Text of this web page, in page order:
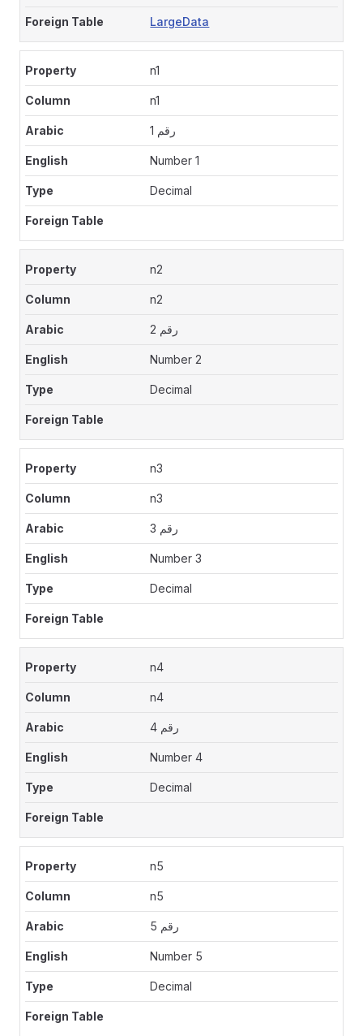
LargeData
n1
n1
رقم 1
Number 1
Decimal
n2
n2
رقم 2
Number 2
Decimal
n3
n3
رقم 3
Number 3
Decimal
n4
n4
رقم 4
Number 4
Decimal
n5
n5
رقم 5
Number 5
Decimal